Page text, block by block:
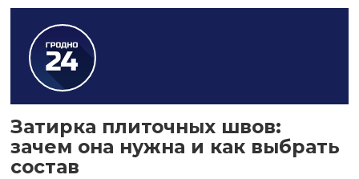
Затирка плиточных швов:
зачем она нужна и как выбрать
состав